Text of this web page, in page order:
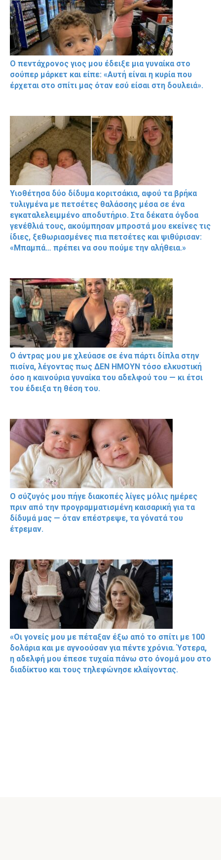
Ο πεντάχρονος γιος μου έδειξε μια γυναίκα στο
σούπερ μάρκετ και είπε: «Αυτή είναι η κυρία που
έρχεται στο σπίτι μας όταν εσύ είσαι στη δουλειά».
Υιοθέτησα δύο δίδυμα κοριτσάκια, αφού τα βρήκα
τυλιγμένα με πετσέτες θαλάσσης μέσα σε ένα
εγκαταλελειμμένο αποδυτήριο. Στα δέκατα όγδοα
γενέθλιά τους, ακούμπησαν μπροστά μου εκείνες τις
ίδιες, ξεθωριασμένες πια πετσέτες και ψιθύρισαν:
«Μπαμπά… πρέπει να σου πούμε την αλήθεια.»
Ο άντρας μου με χλεύασε σε ένα πάρτι δίπλα στην
πισίνα, λέγοντας πως ΔΕΝ ΗΜΟΥΝ τόσο ελκυστική
όσο η καινούρια γυναίκα του αδελφού του — κι έτσι
του έδειξα τη θέση του.
Ο σύζυγός μου πήγε διακοπές λίγες μόλις ημέρες
πριν από την προγραμματισμένη καισαρική για τα
δίδυμά μας — όταν επέστρεψε, τα γόνατά του
έτρεμαν.
«Οι γονείς μου με πέταξαν έξω από το σπίτι με 100
δολάρια και με αγνοούσαν για πέντε χρόνια. Ύστερα,
η αδελφή μου έπεσε τυχαία πάνω στο όνομά μου στο
διαδίκτυο και τους τηλεφώνησε κλαίγοντας.